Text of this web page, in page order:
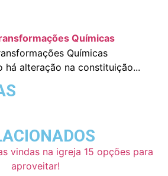
Químicas
Químicas
há alteração na constituição...